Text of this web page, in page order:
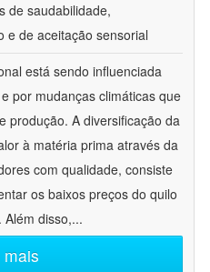
de saudabilidade,
e de aceitação sensorial
está sendo influenciada
por mudanças climáticas que
produção. A diversificação da
à matéria prima através da
com qualidade, consiste
os baixos preços do quilo
disso,...
mais